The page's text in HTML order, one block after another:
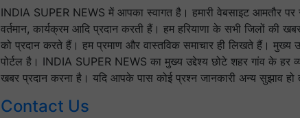
INDIA SUPER NEWS में आपका स्वागत है। हमारी वेबसाइट आमतौर पर
वर्तमान, कार्यक्रम आदि प्रदान करती हैं। हम हरियाणा के सभी जिलों की खबर
को प्रदान करते हैं। हम प्रमाण और वास्तविक समाचार ही लिखते हैं। मुख्य
पोर्टल है। INDIA SUPER NEWS का मुख्य उद्देश्य छोटे शहर गांव के हर
खबर प्रदान करना है। यदि आपके पास कोई प्रश्न जानकारी अन्य सुझाव
Contact Us